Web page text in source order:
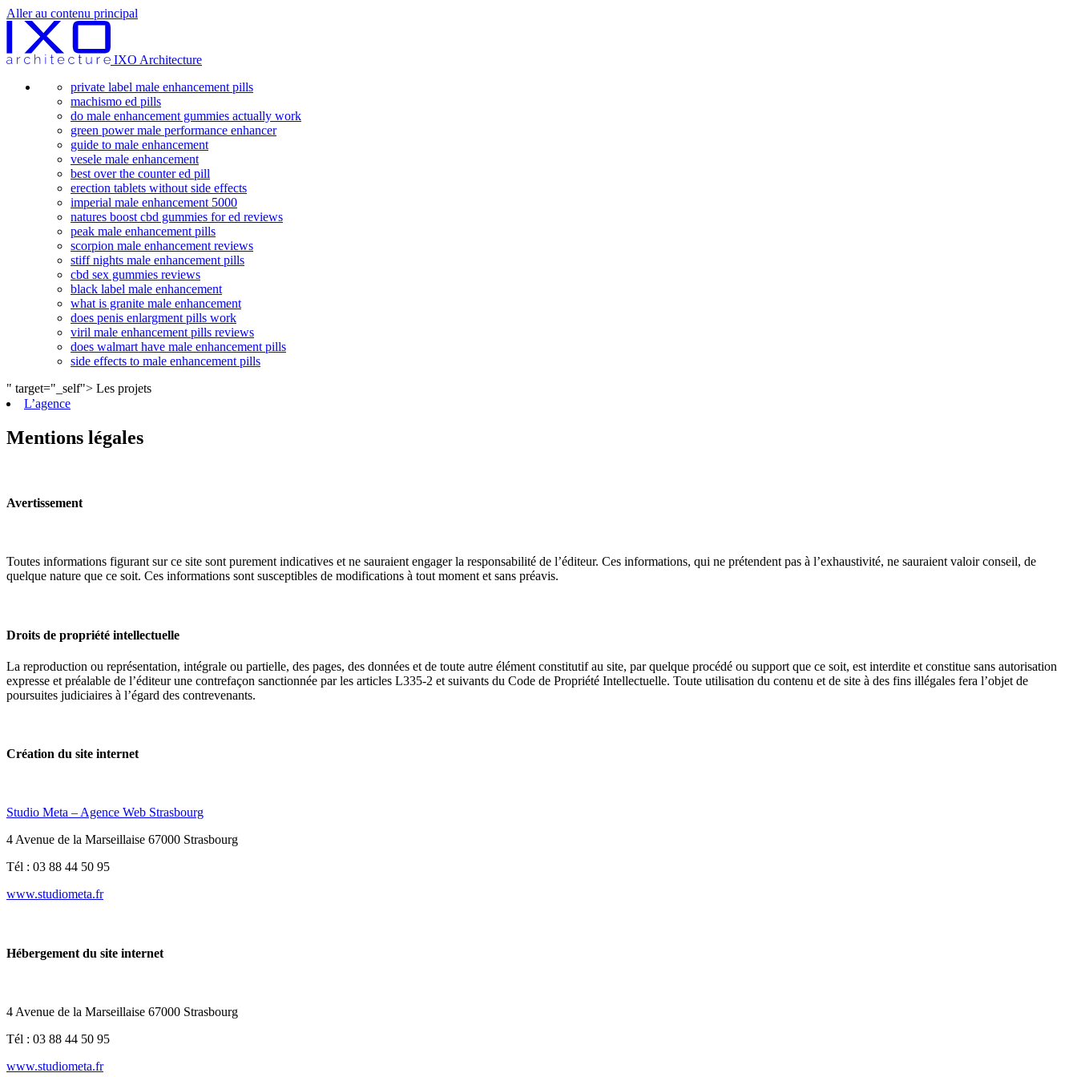
Aller au contenu principal
IXO Architecture
private label male enhancement pills
machismo ed pills
do male enhancement gummies actually work
green power male performance enhancer
guide to male enhancement
vesele male enhancement
best over the counter ed pill
erection tablets without side effects
imperial male enhancement 5000
natures boost cbd gummies for ed reviews
peak male enhancement pills
scorpion male enhancement reviews
stiff nights male enhancement pills
cbd sex gummies reviews
black label male enhancement
what is granite male enhancement
does penis enlargment pills work
viril male enhancement pills reviews
does walmart have male enhancement pills
side effects to male enhancement pills
" target="_self"> Les projets
machismo ed pills
do male enhancement gummies actually work
best over the counter ed pill
peak male enhancement pills
scorpion male enhancement reviews
what is granite male enhancement
does penis enlargment pills work
viril male enhancement pills reviews
does walmart have male enhancement pills
side effects to male enhancement pills
L’agence
Mentions légales
Avertissement
Toutes informations figurant sur ce site sont purement indicatives et ne sauraient engager la responsabilité de l’éditeur. Ces informations, qui ne prétendent pas à l’exhaustivité, ne sauraient valoir conseil, de
quelque nature que ce soit. Ces informations sont susceptibles de modifications à tout moment et sans préavis.
Droits de propriété intellectuelle
La reproduction ou représentation, intégrale ou partielle, des pages, des données et de toute autre élément constitutif au site, par quelque procédé ou support que ce soit, est interdite et constitue sans autorisation
expresse et préalable de l’éditeur une contrefaçon sanctionnée par les articles L335-2 et suivants du Code de Propriété Intellectuelle. Toute utilisation du contenu et de site à des fins illégales fera l’objet de
poursuites judiciaires à l’égard des contrevenants.
Création du site internet
Studio Meta – Agence Web Strasbourg
4 Avenue de la Marseillaise 67000 Strasbourg
Tél : 03 88 44 50 95
www.studiometa.fr
Hébergement du site internet
4 Avenue de la Marseillaise 67000 Strasbourg
Tél : 03 88 44 50 95
www.studiometa.fr